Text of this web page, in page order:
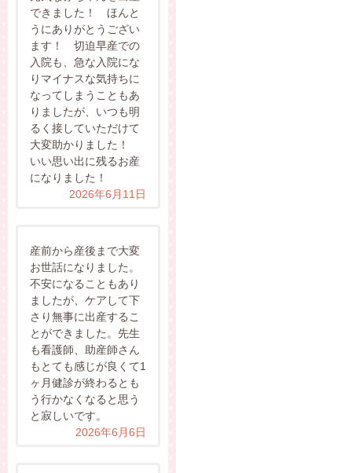
できました！ ほんと
うにありがとうござい
ます！ 切迫早産での
入院も、急な入院にな
りマイナスな気持ちに
なってしまうこともあ
りましたが、いつも明
るく接していただけて
大変助かりました！
いい思い出に残るお産
になりました！
2026年6月11日
産前から産後まで大変
お世話になりました。
不安になることもあり
ましたが、ケアして下
さり無事に出産するこ
とができました。先生
も看護師、助産師さん
もとても感じが良くて1
ヶ月健診が終わるとも
う行かなくなると思う
と寂しいです。
2026年6月6日